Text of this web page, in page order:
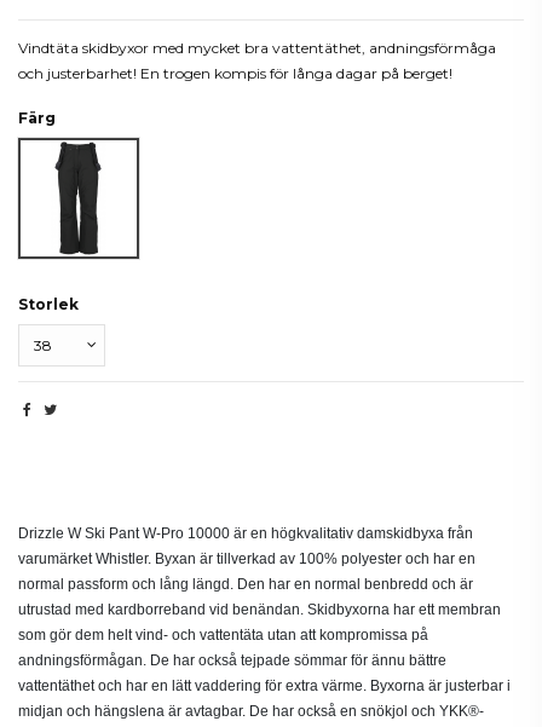
Vindtäta skidbyxor med mycket bra vattentäthet, andningsförmåga
och justerbarhet! En trogen kompis för långa dagar på berget!
Färg
Svart
Storlek
Drizzle W Ski Pant W-Pro 10000 är en högkvalitativ damskidbyxa från
varumärket Whistler. Byxan är tillverkad av 100% polyester och har en
normal passform och lång längd. Den har en normal benbredd och är
utrustad med kardborreband vid benändan. Skidbyxorna har ett membran
som gör dem helt vind- och vattentäta utan att kompromissa på
andningsförmågan. De har också tejpade sömmar för ännu bättre
vattentäthet och har en lätt vaddering för extra värme. Byxorna är justerbar i
midjan och hängslena är avtagbar. De har också en snökjol och YKK®-